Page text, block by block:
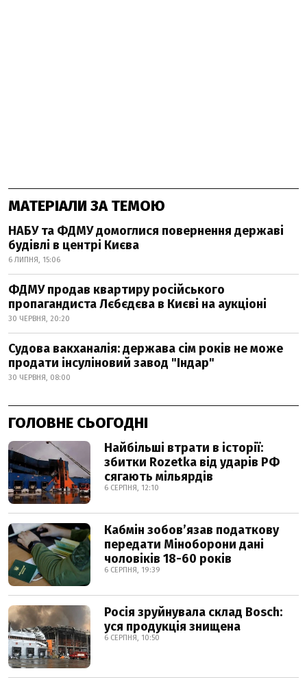
МАТЕРІАЛИ ЗА ТЕМОЮ
НАБУ та ФДМУ домоглися повернення державі
будівлі в центрі Києва
6 ЛИПНЯ, 15:06
ФДМУ продав квартиру російського
пропагандиста Лєбєдєва в Києві на аукціоні
30 ЧЕРВНЯ, 20:20
Судова вакханалія: держава сім років не може
продати інсуліновий завод "Індар"
30 ЧЕРВНЯ, 08:00
ГОЛОВНЕ СЬОГОДНІ
Найбільші втрати в історії:
збитки Rozetka від ударів РФ
сягають мільярдів
6 СЕРПНЯ, 12:10
Кабмін зобовʼязав податкову
передати Міноборони дані
чоловіків 18-60 років
6 СЕРПНЯ, 19:39
Росія зруйнувала склад Bosch:
уся продукція знищена
6 СЕРПНЯ, 10:50